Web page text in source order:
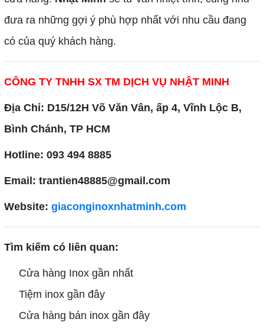
đưa ra những gợi ý phù hợp nhất với nhu cầu đang
có của quý khách hàng.
CÔNG TY TNHH SX TM DỊCH VỤ NHẬT MINH
Địa Chỉ: D15/12H Võ Văn Vân, ấp 4, Vĩnh Lộc B,
Bình Chánh, TP HCM
Hotline: 093 494 8885
Email: trantien48885@gmail.com
Website: giaconginoxnhatminh.com
Tìm kiếm có liên quan:
Cửa hàng Inox gần nhất
Tiệm inox gần đây
Cửa hàng bán inox gần đây